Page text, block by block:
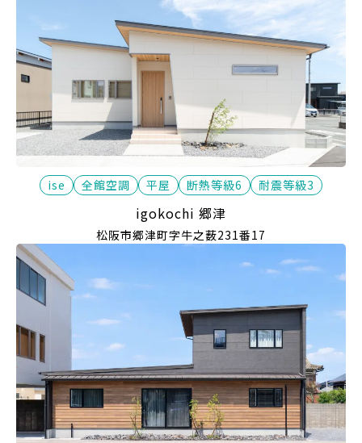
ise 全館空調 平屋 断熱等級6 耐震等級3
igokochi 郷津
松阪市郷津町字牛之薮231番17